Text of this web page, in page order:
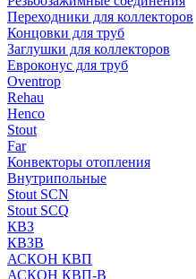
Переходники для коллекторов
Концовки для труб
Заглушки для коллекторов
Евроконус для труб
Oventrop
Rehau
Henco
Stout
Far
Конвекторы отопления
Внутрипольные
Stout SCN
Stout SCQ
КВЗ
КВЗВ
АСКОН КВП
АСКОН КВП-В